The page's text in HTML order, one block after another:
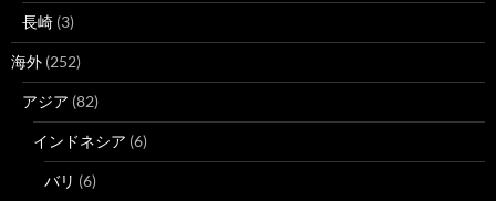
長崎 (3)
海外 (252)
アジア (82)
インドネシア (6)
バリ (6)